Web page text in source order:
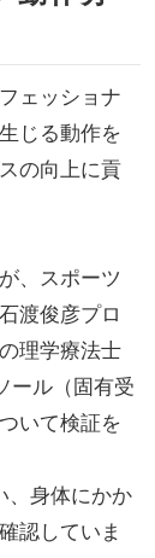
ェッショナ
じる動作を
の向上に貢
、スポーツ
渡俊彦プロ
理学療法士
ール（固有受
いて検証を
、身体にかか
認していま